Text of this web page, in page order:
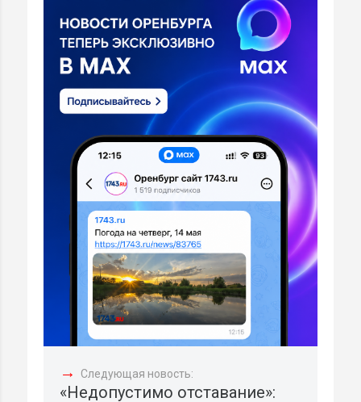
→ Следующая новость:
«Недопустимо отставание»: